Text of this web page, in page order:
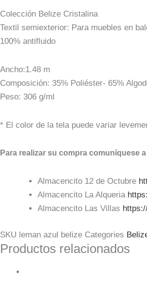
Colección Belize Cristalina
Textil semiexterior: Para muebles en
100% antifluido
Ancho:1.48 m
Composición: 35% Poliéster- 65%
Peso: 306 g/ml
* El color de la tela puede variar
Para realizar su compra comuníquese
Almacencito 12 de Octubre
Almacencito La Alqueria
Almacencito Las Villas
SKU leman azul belize Categories
Productos relacionados